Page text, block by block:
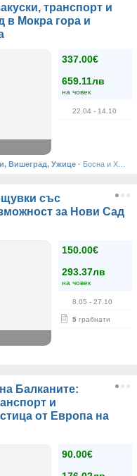
транспорт и
в Мокра гора и
337.00€
659.11лв
на човек
22.04 - 14.10
Вишеград, Ужице · Босна и Херцеговина, Сърбия
със
за Нови Сад
150.00€
293.37лв
на човек
8.05 - 27.10
5 грабнати
Балканите:
и
от Европа на
90.00€